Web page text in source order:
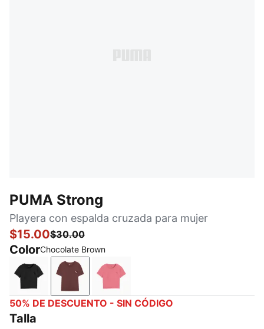
PUMA Strong
Playera con espalda cruzada para mujer
$15.00$30.00
ColorChocolate Brown
PUMA BlackChocolate Brown
Wild Pink
50% DE DESCUENTO - SIN CÓDIGO
Talla